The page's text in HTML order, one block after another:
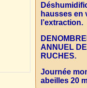
hausses en
l’extraction.
ANNUEL
RUCHES.
Journée
abeilles 20